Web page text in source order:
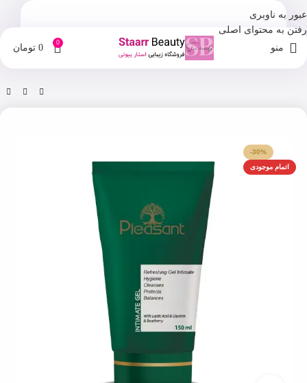
عبور به ناوبری
رفتن به محتوای اصلی
منو 0
0 تومان
فروشگاه مراقبت بدن
-30%
اتمام موجودی